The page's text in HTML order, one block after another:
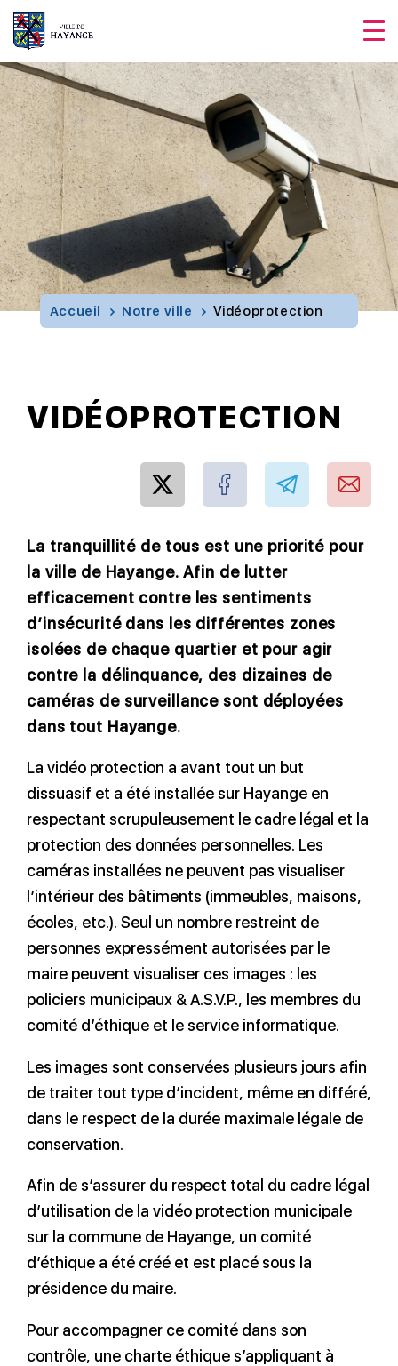
Accueil Notre ville Vidéoprotection
VIDÉOPROTECTION
La tranquillité de tous est une priorité pour
la ville de Hayange. Afin de lutter
efficacement contre les sentiments
d’insécurité dans les différentes zones
isolées de chaque quartier et pour agir
contre la délinquance, des dizaines de
caméras de surveillance sont déployées
dans tout Hayange.
La vidéo protection a avant tout un but
dissuasif et a été installée sur Hayange en
respectant scrupuleusement le cadre légal et la
protection des données personnelles. Les
caméras installées ne peuvent pas visualiser
l’intérieur des bâtiments (immeubles, maisons,
écoles, etc.). Seul un nombre restreint de
personnes expressément autorisées par le
maire peuvent visualiser ces images : les
policiers municipaux & A.S.V.P., les membres du
comité d’éthique et le service informatique.
Les images sont conservées plusieurs jours afin
de traiter tout type d’incident, même en différé,
dans le respect de la durée maximale légale de
conservation.
Afin de s’assurer du respect total du cadre légal
d’utilisation de la vidéo protection municipale
sur la commune de Hayange, un comité
d’éthique a été créé et est placé sous la
présidence du maire.
Pour accompagner ce comité dans son
contrôle, une charte éthique s’appliquant à